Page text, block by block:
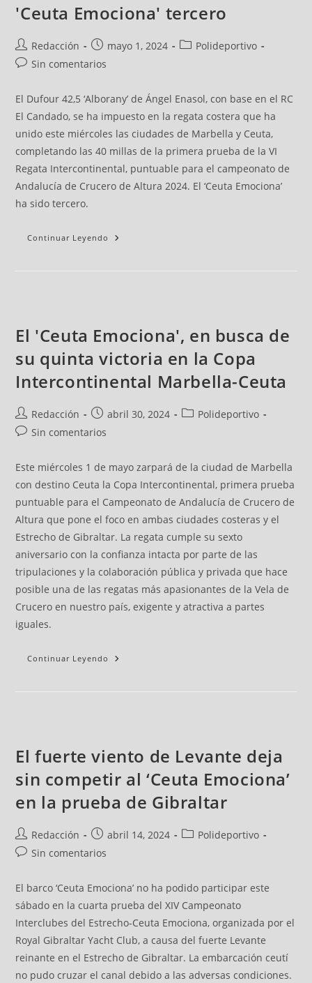
'Ceuta Emociona' tercero
Redacción mayo 1, 2024
Polideportivo
Sin comentarios
El Dufour 42,5 ‘Alborany’ de Ángel Enasol, con base en el RC
El Candado, se ha impuesto en la regata costera que ha
unido este miércoles las ciudades de Marbella y Ceuta,
completando las 40 millas de la primera prueba de la VI
Regata Intercontinental, puntuable para el campeonato de
Andalucía de Crucero de Altura 2024. El ‘Ceuta Emociona’
ha sido tercero.
Continuar Leyendo
El 'Ceuta Emociona', en busca de
su quinta victoria en la Copa
Intercontinental Marbella-Ceuta
Redacción abril 30, 2024
Polideportivo
Sin comentarios
Este miércoles 1 de mayo zarpará de la ciudad de Marbella
con destino Ceuta la Copa Intercontinental, primera prueba
puntuable para el Campeonato de Andalucía de Crucero de
Altura que pone el foco en ambas ciudades costeras y el
Estrecho de Gibraltar. La regata cumple su sexto
aniversario con la confianza intacta por parte de las
tripulaciones y la colaboración pública y privada que hace
posible una de las regatas más apasionantes de la Vela de
Crucero en nuestro país, exigente y atractiva a partes
iguales.
Continuar Leyendo
El fuerte viento de Levante deja
sin competir al ‘Ceuta Emociona’
en la prueba de Gibraltar
Redacción abril 14, 2024
Polideportivo
Sin comentarios
El barco ‘Ceuta Emociona’ no ha podido participar este
sábado en la cuarta prueba del XIV Campeonato
Interclubes del Estrecho-Ceuta Emociona, organizada por el
Royal Gibraltar Yacht Club, a causa del fuerte Levante
reinante en el Estrecho de Gibraltar. La embarcación ceutí
no pudo cruzar el canal debido a las adversas condiciones.